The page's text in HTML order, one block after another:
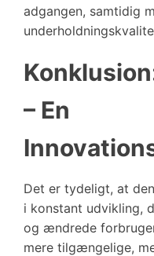
adgangen, samtidig
– En
Det er tydeligt, at
i konstant udvikling,
og ændrede
mere tilgængelige,